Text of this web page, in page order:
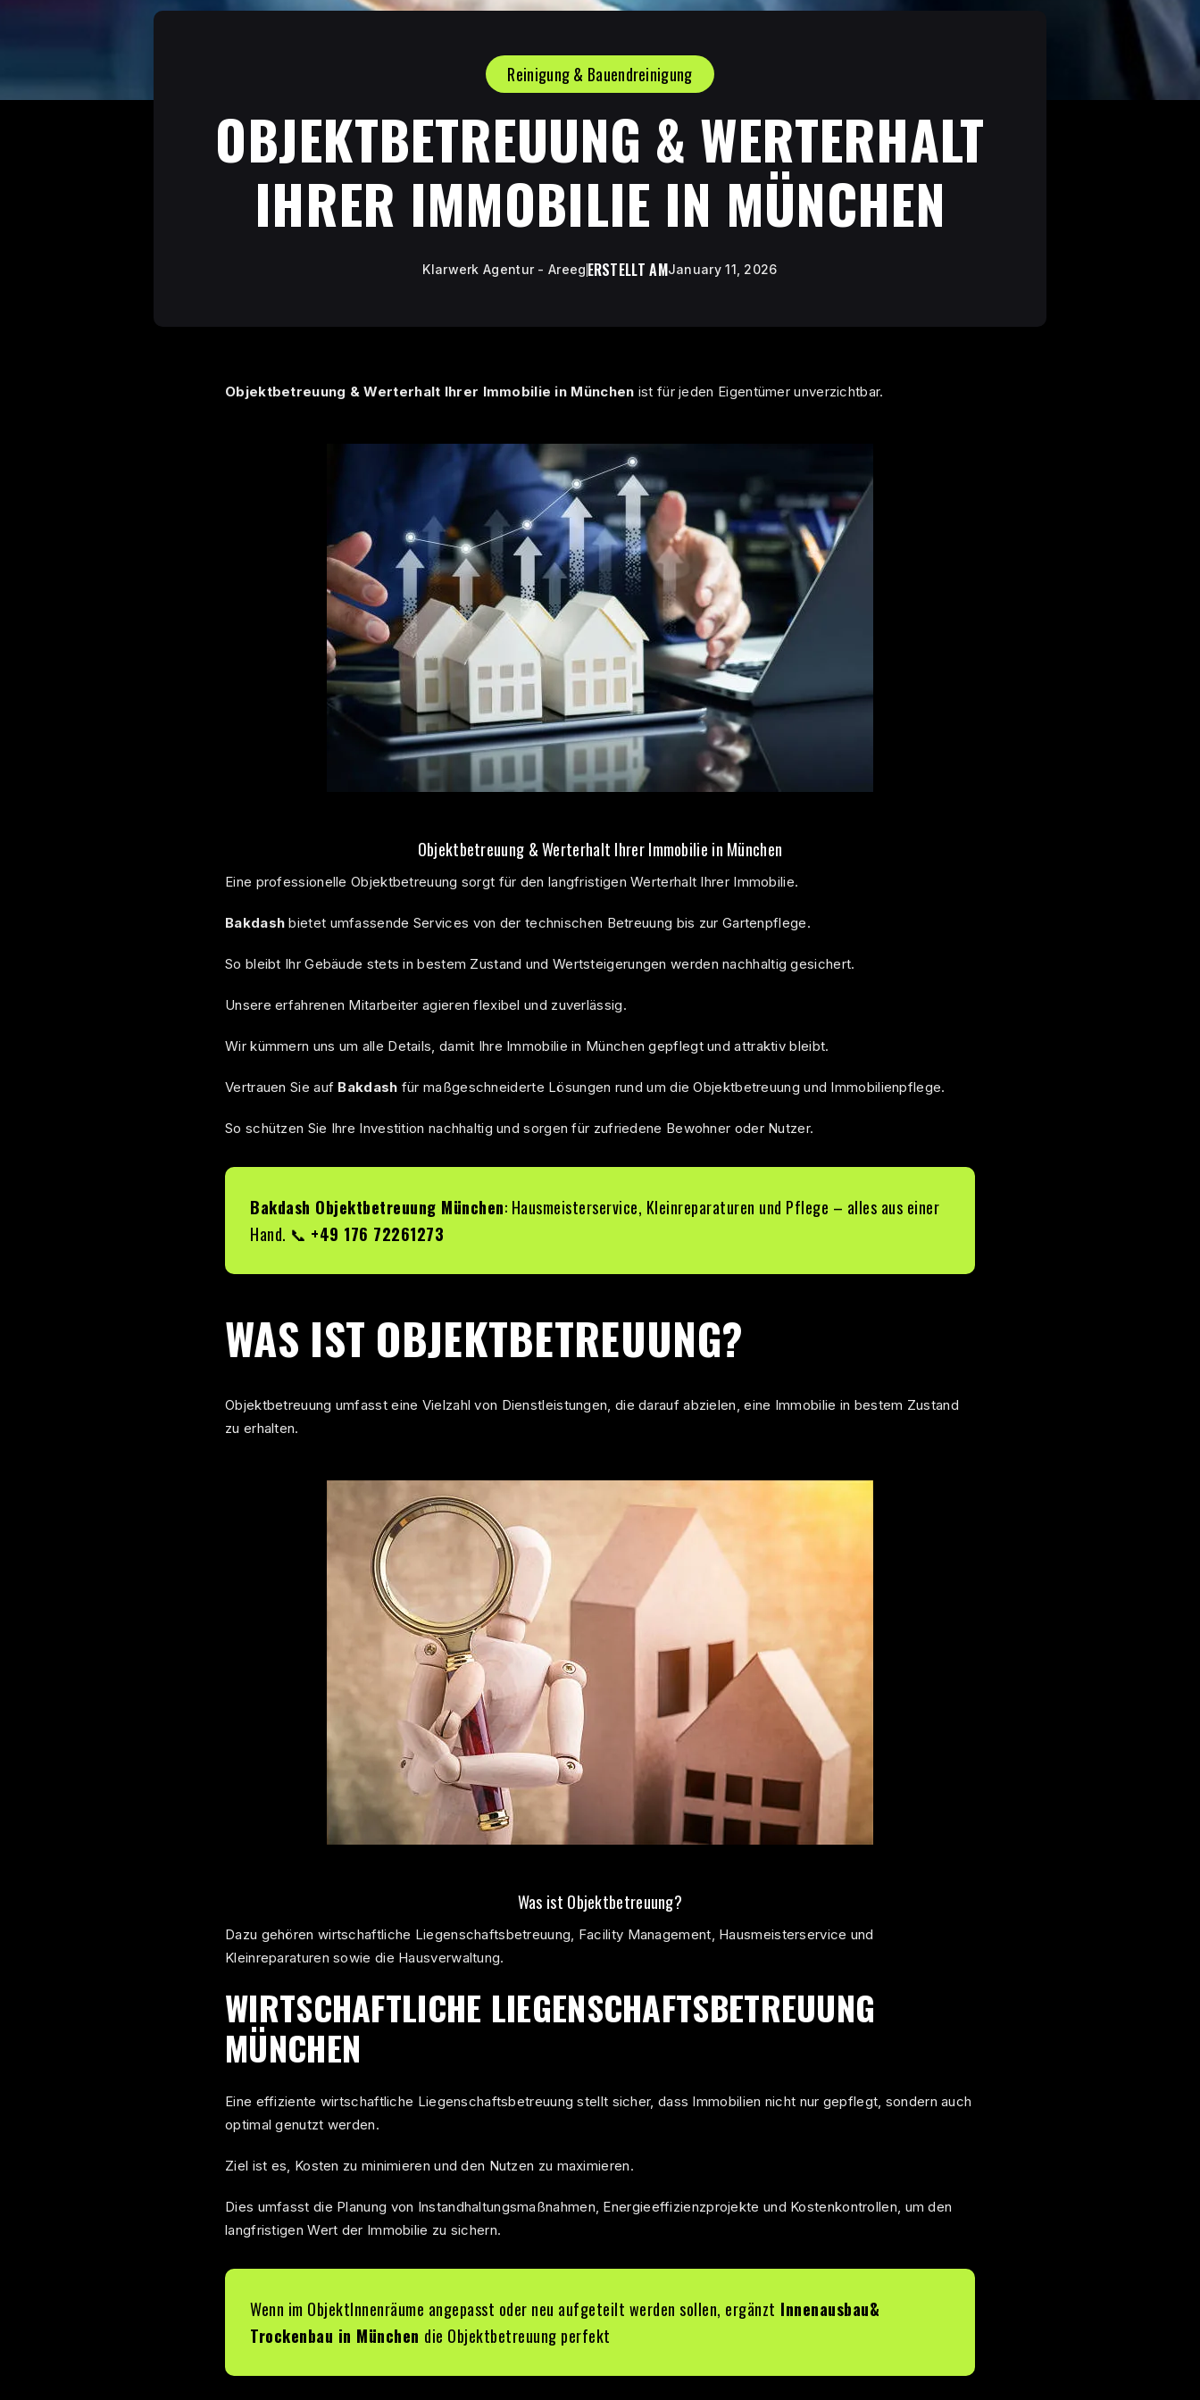
Reinigung & Bauendreinigung
OBJEKTBETREUUNG & WERTERHALT
IHRER IMMOBILIE IN MÜNCHEN
Klarwerk Agentur - AreegERSTELLT AMJanuary 11, 2026
Objektbetreuung & Werterhalt Ihrer Immobilie in München ist für jeden Eigentümer unverzichtbar.
Objektbetreuung & Werterhalt Ihrer Immobilie in München
Eine professionelle Objektbetreuung sorgt für den langfristigen Werterhalt Ihrer Immobilie.
Bakdash bietet umfassende Services von der technischen Betreuung bis zur Gartenpflege.
So bleibt Ihr Gebäude stets in bestem Zustand und Wertsteigerungen werden nachhaltig gesichert.
Unsere erfahrenen Mitarbeiter agieren flexibel und zuverlässig.
Wir kümmern uns um alle Details, damit Ihre Immobilie in München gepflegt und attraktiv bleibt.
Vertrauen Sie auf Bakdash für maßgeschneiderte Lösungen rund um die Objektbetreuung und Immobilienpflege.
So schützen Sie Ihre Investition nachhaltig und sorgen für zufriedene Bewohner oder Nutzer.
Bakdash Objektbetreuung München: Hausmeisterservice, Kleinreparaturen und Pflege – alles aus einer
Hand. 📞 +49 176 72261273
WAS IST OBJEKTBETREUUNG?
Objektbetreuung umfasst eine Vielzahl von Dienstleistungen, die darauf abzielen, eine Immobilie in bestem Zustand
zu erhalten.
Was ist Objektbetreuung?
Dazu gehören wirtschaftliche Liegenschaftsbetreuung, Facility Management, Hausmeisterservice und
Kleinreparaturen sowie die Hausverwaltung.
WIRTSCHAFTLICHE LIEGENSCHAFTSBETREUUNG
MÜNCHEN
Eine effiziente wirtschaftliche Liegenschaftsbetreuung stellt sicher, dass Immobilien nicht nur gepflegt, sondern auch
optimal genutzt werden.
Ziel ist es, Kosten zu minimieren und den Nutzen zu maximieren.
Dies umfasst die Planung von Instandhaltungsmaßnahmen, Energieeffizienzprojekte und Kostenkontrollen, um den
langfristigen Wert der Immobilie zu sichern.
Wenn im ObjektInnenräume angepasst oder neu aufgeteilt werden sollen, ergänzt Innenausbau&
Trockenbau in München die Objektbetreuung perfekt